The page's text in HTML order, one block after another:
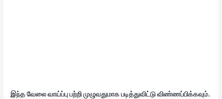
இந்த வேலை வாய்ப்பு பற்றி முழுவதுமாக படித்துவிட்டு விண்ணப்பிக்கவும்.